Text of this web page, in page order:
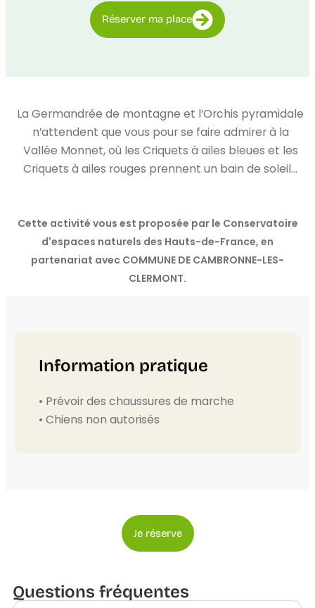
Réserver ma place
La Germandrée de montagne et l’Orchis pyramidale
n’attendent que vous pour se faire admirer à la
Vallée Monnet, où les Criquets à ailes bleues et les
Criquets à ailes rouges prennent un bain de soleil…
Cette activité vous est proposée par le Conservatoire
d'espaces naturels des Hauts-de-France, en
partenariat avec COMMUNE DE CAMBRONNE-LES-
CLERMONT.
Information pratique
• Prévoir des chaussures de marche
• Chiens non autorisés
Je réserve
Questions fréquentes